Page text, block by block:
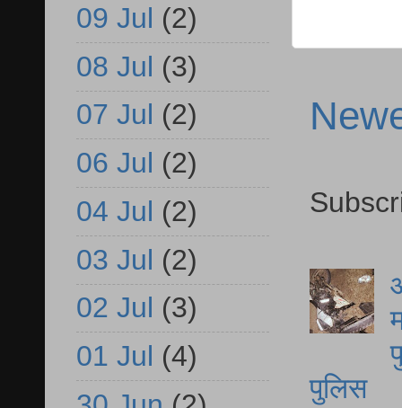
पुलिस
09 Jul (2)
08 Jul (3)
07 Jul (2)
06 Jul (2)
04 Jul (2)
03 Jul (2)
02 Jul (3)
01 Jul (4)